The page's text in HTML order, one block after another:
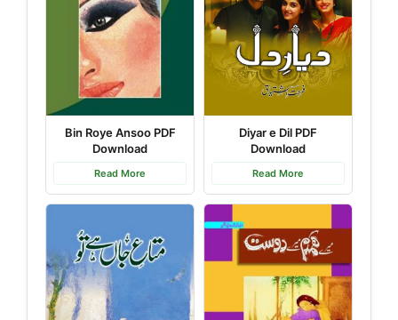
Bin Roye Ansoo PDF
Download
Read More
Diyar e Dil PDF
Download
Read More